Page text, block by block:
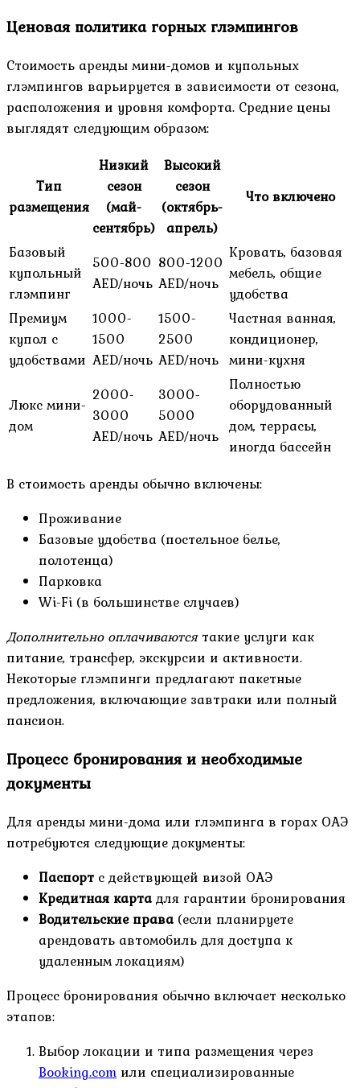
Ценовая политика горных глэмпингов
Стоимость аренды мини-домов и купольных
глэмпингов варьируется в зависимости от сезона,
расположения и уровня комфорта. Средние цены
выглядят следующим образом:
Тип
размещения
Низкий
сезон
(май-
сентябрь)
Высокий
сезон
(октябрь-
апрель)
Что включено
Базовый
купольный
глэмпинг
500-800
AED/ночь
800-1200
AED/ночь
Кровать, базовая
мебель, общие
удобства
Премиум
купол с
удобствами
1000-
1500
AED/ночь
1500-
2500
AED/ночь
Частная ванная,
кондиционер,
мини-кухня
Люкс мини-
дом
2000-
3000
AED/ночь
3000-
5000
AED/ночь
Полностью
оборудованный
дом, террасы,
иногда бассейн
В стоимость аренды обычно включены:
Проживание
Базовые удобства (постельное белье,
полотенца)
Парковка
Wi-Fi (в большинстве случаев)
Дополнительно оплачиваютсятакие услуги как
питание, трансфер, экскурсии и активности.
Некоторые глэмпинги предлагают пакетные
предложения, включающие завтраки или полный
пансион.
Процесс бронирования и необходимые
документы
Для аренды мини-дома или глэмпинга в горах ОАЭ
потребуются следующие документы:
Паспорт с действующей визой ОАЭ
Кредитная картадля гарантии бронирования
Водительские права(если планируете
арендовать автомобиль для доступа к
удаленным локациям)
Процесс бронирования обычно включает несколько
этапов:
Выбор локации и типа размещения через
Booking.com или специализированные